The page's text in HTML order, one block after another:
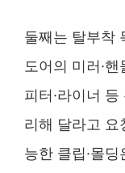
둘째는 탈부착
도어의 미러·
피터·라이너
리해 달라고 요
능한 클립·몰